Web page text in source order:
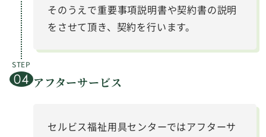
そのうえで重要事項説明書や契約書の説明
をさせて頂き、契約を行います。
アフターサービス
セルビス福祉用具センターではアフターサ